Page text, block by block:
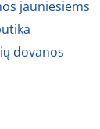
jauniesiems
dovanos